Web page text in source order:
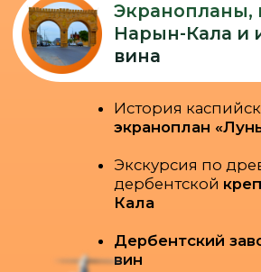
более 2200 клиентов